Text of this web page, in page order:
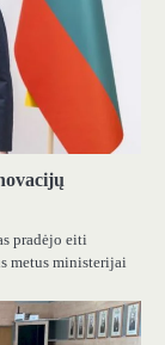
pradėjo eiti
metus ministerijai